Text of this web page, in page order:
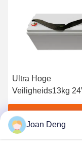
Ultra Hoge
Veiligheids13kg
LiFePO4
Militaire File
Joan Deng